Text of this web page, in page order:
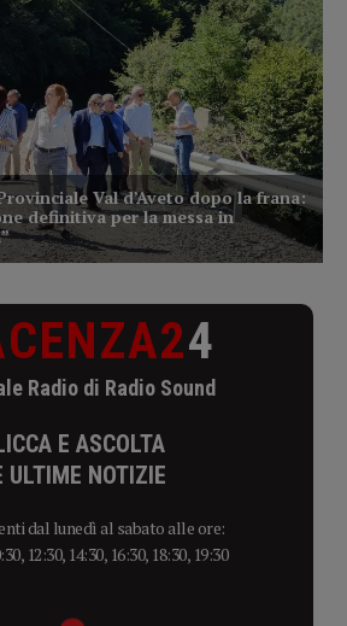
4
Radio di Radio Sound
E ASCOLTA
ULTIME NOTIZIE
dal lunedì al sabato alle ore:
12:30, 14:30, 16:30, 18:30, 19:30